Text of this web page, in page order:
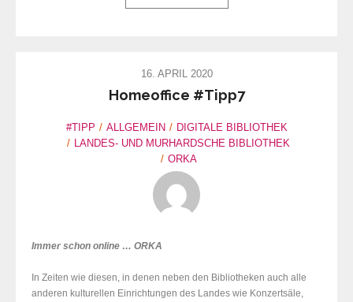
16. APRIL 2020
Homeoffice #Tipp7
#TIPP ALLGEMEIN
DIGITALE BIBLIOTHEK
LANDES- UND MURHARDSCHE BIBLIOTHEK
ORKA
Immer schon online … ORKA
In Zeiten wie diesen, in denen neben den Bibliotheken auch alle
anderen kulturellen Einrichtungen des Landes wie Konzertsäle,